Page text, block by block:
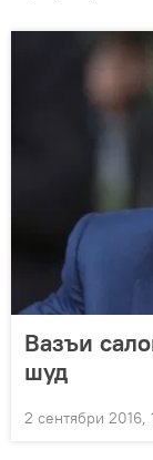
Вазъи
шуд
2 сентябри 2016,